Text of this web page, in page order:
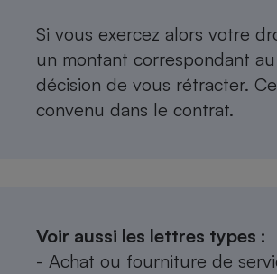
Si vous exercez alors votre
un montant correspondant
décision de vous rétracter.
convenu dans le contrat.
Voir aussi les lettres types :
- Achat ou fourniture de